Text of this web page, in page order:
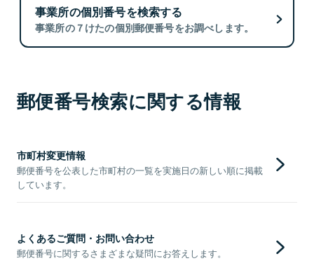
事業所の個別番号を検索する
事業所の７けたの個別郵便番号をお調べします。
郵便番号検索に関する情報
市町村変更情報
郵便番号を公表した市町村の一覧を実施日の新しい順に掲載
しています。
よくあるご質問・お問い合わせ
郵便番号に関するさまざまな疑問にお答えします。